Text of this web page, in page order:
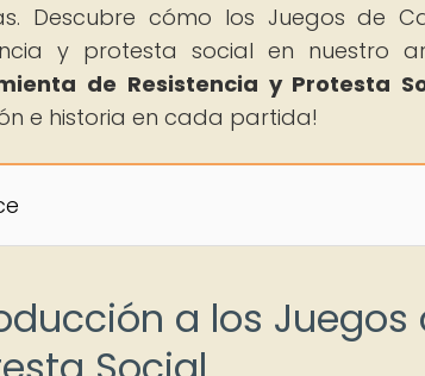
Descubre cómo los Juegos de
y protesta social en nuestro
de Resistencia y Protesta
e historia en cada partida!
a los